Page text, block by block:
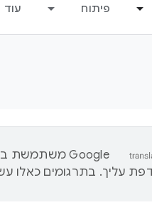
פיתוח עוד
עליך. בתרגומים כאלו